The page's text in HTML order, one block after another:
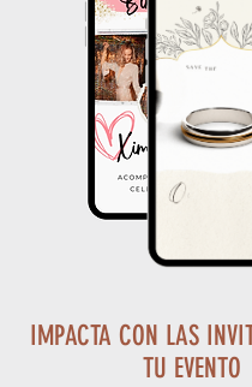
IMPACTA CON LAS
TU EVENTO